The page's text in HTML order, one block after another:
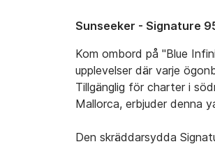
Sunseeker - Signature
Kom ombord på "Blue
upplevelser där varje
Tillgänglig för charter i
Mallorca, erbjuder denna
Den skräddarsydda